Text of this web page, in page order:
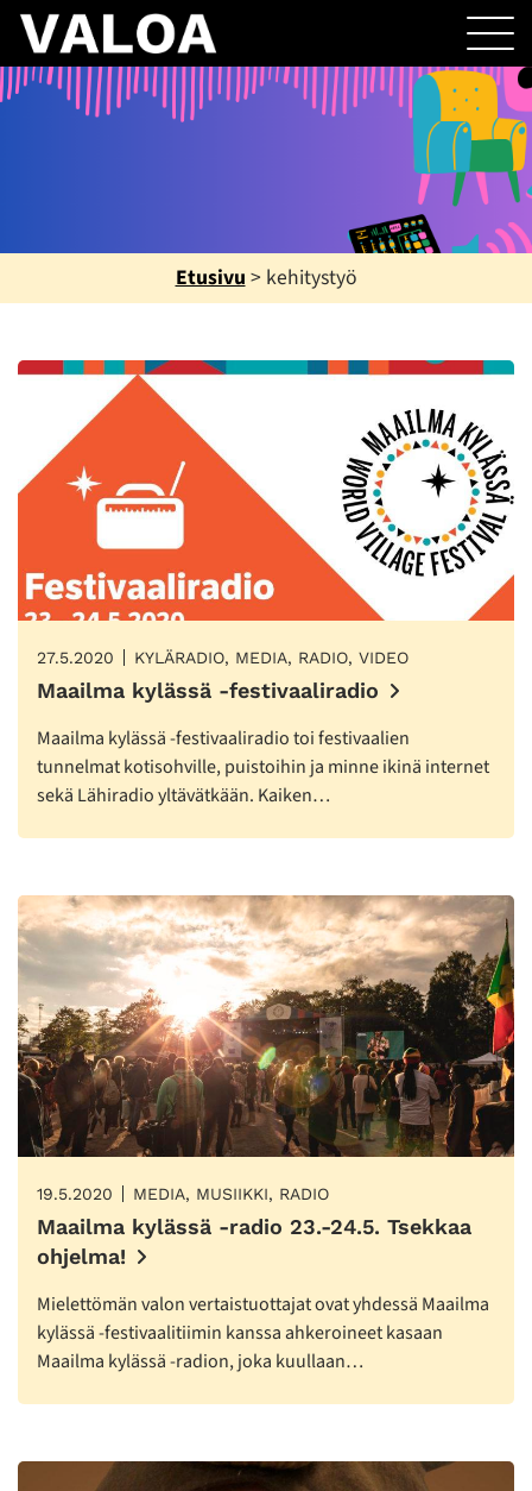
Etusivu > kehitystyö
27.5.2020 KYLÄRADIO, MEDIA, RADIO, VIDEO
Maailma kylässä -festivaaliradio
Maailma kylässä -festivaaliradio toi festivaalien
tunnelmat kotisohville, puistoihin ja minne ikinä internet
sekä Lähiradio yltävätkään. Kaiken…
19.5.2020 MEDIA, MUSIIKKI, RADIO
Maailma kylässä -radio 23.-24.5. Tsekkaa
ohjelma!
Mielettömän valon vertaistuottajat ovat yhdessä Maailma
kylässä -festivaalitiimin kanssa ahkeroineet kasaan
Maailma kylässä -radion, joka kuullaan…